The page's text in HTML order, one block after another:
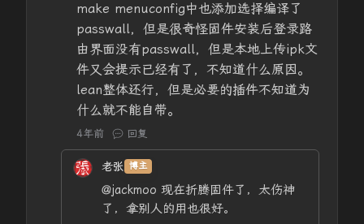
make menuconfig中也添加选择编译了
passwall，但是很奇怪固件安装后登录路
由界面没有passwall，但是本地上传ipk文
件又会提示已经有了，不知道什么原因。
lean整体还行，但是必要的插件不知道为
什么就不能自带。
4年前 回复
老张 博主
@jackmoo 现在折腾固件了，太伤神
了，拿别人的用也很好。